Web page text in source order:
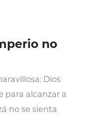
no
Dios
para alcanzar a
no se sienta